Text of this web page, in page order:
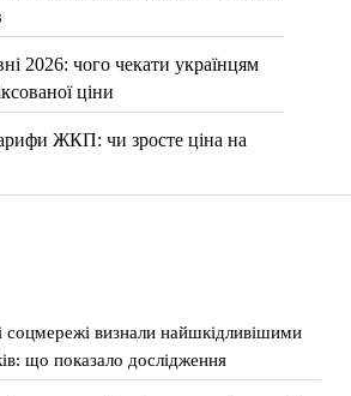
2026: чого чекати українцям
ціни
ЖКП: чи зросте ціна на
соцмережі визнали найшкідливішими
що показало дослідження